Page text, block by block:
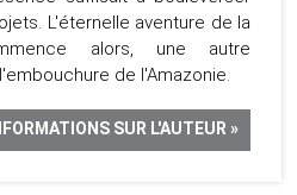
L'éternelle aventure de la
alors, une autre
de l'Amazonie.
SUR L'AUTEUR »